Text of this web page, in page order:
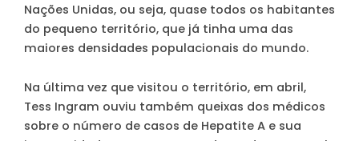
Nações Unidas, ou seja, quase todos os habitantes
do pequeno território, que já tinha uma das
maiores densidades populacionais do mundo.
Na última vez que visitou o território, em abril,
Tess Ingram ouviu também queixas dos médicos
sobre o número de casos de Hepatite A e sua